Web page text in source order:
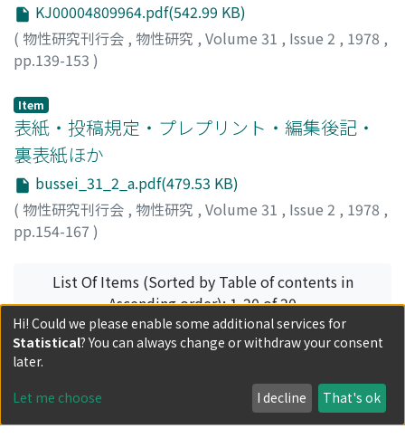
KJ00004809964.pdf(542.99 KB)
( 物性研究刊行会 , 物性研究 , Volume 31 , Issue 2 , 1978 ,
pp.139-153 )
Item
表紙・投稿規定・プレプリント・編集後記・
裏表紙ほか
bussei_31_2_a.pdf(479.53 KB)
( 物性研究刊行会 , 物性研究 , Volume 31 , Issue 2 , 1978 ,
pp.154-167 )
List Of Items (Sorted by Table of contents in
Ascending order): 1-20 of 20
磁場の関係する物理学に新らしい常識を樹立すること
に就いて
Hi! Could we please enable some additional services for
Statistical? You can always change or withdraw your consent
later.
Let me choose I decline That's ok